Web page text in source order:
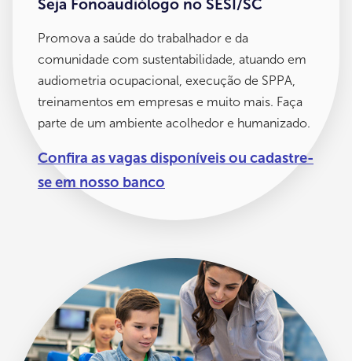
Seja Fonoaudiólogo no SESI/SC
Promova a saúde do trabalhador e da
comunidade com sustentabilidade, atuando em
audiometria ocupacional, execução de SPPA,
treinamentos em empresas e muito mais. Faça
parte de um ambiente acolhedor e humanizado.
Confira as vagas disponíveis ou cadastre-
se em nosso banco